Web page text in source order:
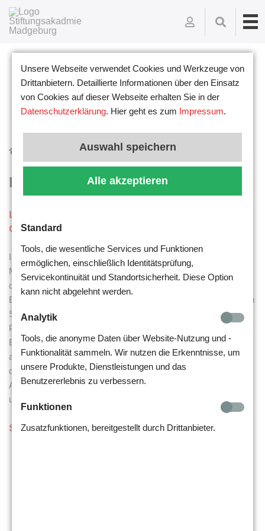
Dozenten Isabel Haberland
Isabel Haberland
Leiterin der Stiftungsakademie,
Genussbotschafterin und Bildungsmanagerin
Isabel Haberland ist Gründungsmitglied der Stiftungsakademie
Magdeburg und studierte an der Universität Magdeburg sowie
dem STI Berlin. Sie ist B.A. Organisations- und
Bildungsmanagement und arbeitet als pädagogische Leiterin am
Schulstandort Magdeburg. Als Coach für
Persönlichkeitsentwicklung, Trainerin für
Entspannungstechniken, sowie als Genussbotschafterin für
ausgewogene Ernährung (Sarah-Wiener-Stiftung) erweitert sie
das Angebotsspektrum der Stiftungsakademie zusätzlich.
Außerdem ist Sie Expertin für Leitbildentwicklung, Onboarding
und Teambuilding sowie Geschäftsführerin der START gGmbH
Schwerpunkte
Unsere Webseite verwendet Cookies und Werkzeuge von
Drittanbietern. Detaillierte Informationen über den Einsatz
von Cookies auf dieser Webseite erhalten Sie in der
Datenschutzerklärung. Hier geht es zum Impressum.
Auswahl speichern
Alle akzeptieren
Standard
Tools, die wesentliche Services und Funktionen
ermöglichen, einschließlich Identitätsprüfung,
Servicekontinuität und Standortsicherheit. Diese Option
kann nicht abgelehnt werden.
Analytik
Tools, die anonyme Daten über Website-Nutzung und -
Funktionalität sammeln. Wir nutzen die Erkenntnisse, um
unsere Produkte, Dienstleistungen und das
Benutzererlebnis zu verbessern.
Funktionen
Zusatzfunktionen, bereitgestellt durch Drittanbieter.